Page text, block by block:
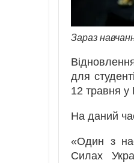
Зараз
для
12 травня у
На даний
«Один з
Силах